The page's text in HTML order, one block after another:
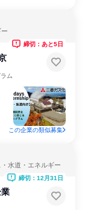
ム
締切：あと5日
この企業の類似募集
水道・エネルギー
締切：12月31日